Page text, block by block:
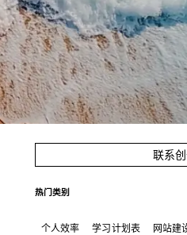
联系
热门类别
个人效率 学习计划表 网站建